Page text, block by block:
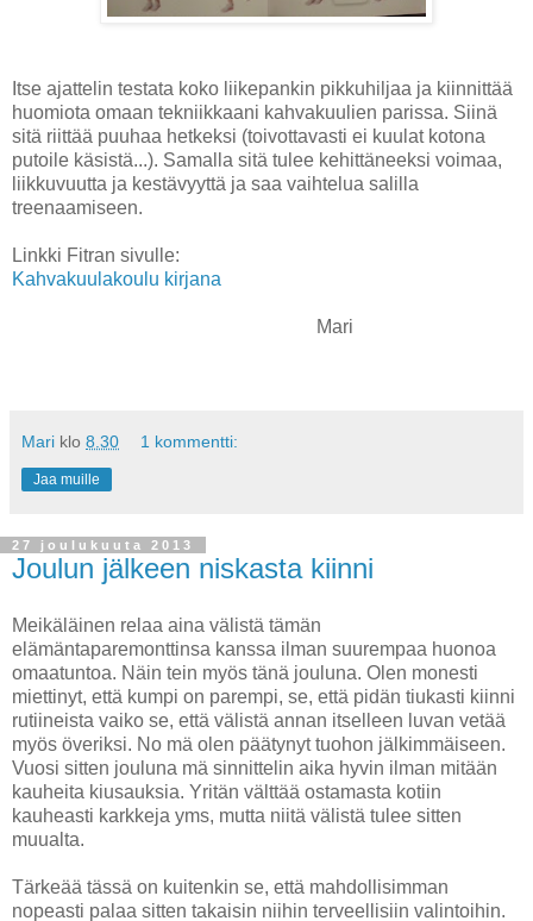
Itse ajattelin testata koko liikepankin pikkuhiljaa ja kiinnittää
huomiota omaan tekniikkaani kahvakuulien parissa. Siinä
sitä riittää puuhaa hetkeksi (toivottavasti ei kuulat kotona
putoile käsistä...). Samalla sitä tulee kehittäneeksi voimaa,
liikkuvuutta ja kestävyyttä ja saa vaihtelua salilla
treenaamiseen.
Linkki Fitran sivulle:
Kahvakuulakoulu kirjana
Mari
Mari klo 8.30 1 kommentti:
Jaa muille
27 joulukuuta 2013
Joulun jälkeen niskasta kiinni
Meikäläinen relaa aina välistä tämän
elämäntaparemonttinsa kanssa ilman suurempaa huonoa
omaatuntoa. Näin tein myös tänä jouluna. Olen monesti
miettinyt, että kumpi on parempi, se, että pidän tiukasti kiinni
rutiineista vaiko se, että välistä annan itselleen luvan vetää
myös överiksi. No mä olen päätynyt tuohon jälkimmäiseen.
Vuosi sitten jouluna mä sinnittelin aika hyvin ilman mitään
kauheita kiusauksia. Yritän välttää ostamasta kotiin
kauheasti karkkeja yms, mutta niitä välistä tulee sitten
muualta.
Tärkeää tässä on kuitenkin se, että mahdollisimman
nopeasti palaa sitten takaisin niihin terveellisiin valintoihin.